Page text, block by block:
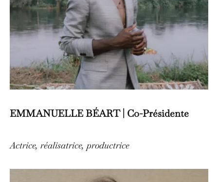
EMMANUELLE BÉART | Co-Présidente
Actrice, réalisatrice, productrice